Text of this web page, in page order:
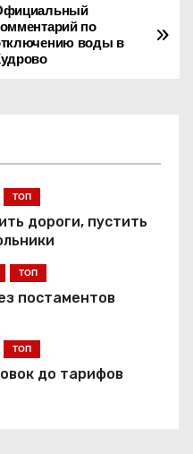
по
воды в
ТОП
дороги, пустить
ТОП
постаментов
ТОП
до тарифов